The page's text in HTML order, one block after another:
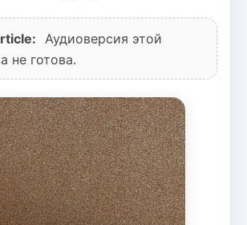
Аудиоверсия этой
не готова.